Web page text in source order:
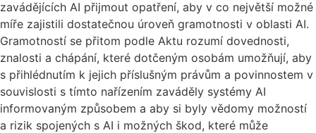
zavádějících AI přijmout opatření, aby v co největší možné
míře zajistili dostatečnou úroveň gramotnosti v oblasti AI.
Gramotností se přitom podle Aktu rozumí dovednosti,
znalosti a chápání, které dotčeným osobám umožňují, aby
s přihlédnutím k jejich příslušným právům a povinnostem v
souvislosti s tímto nařízením zaváděly systémy AI
informovaným způsobem a aby si byly vědomy možností
a rizik spojených s AI i možných škod, které může